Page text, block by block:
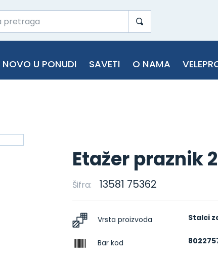
NOVO U PONUDI SAVETI O NAMA
Etažer praznik
Šifra: 13581 75362
Vrsta proizvoda Stalci
Bar kod